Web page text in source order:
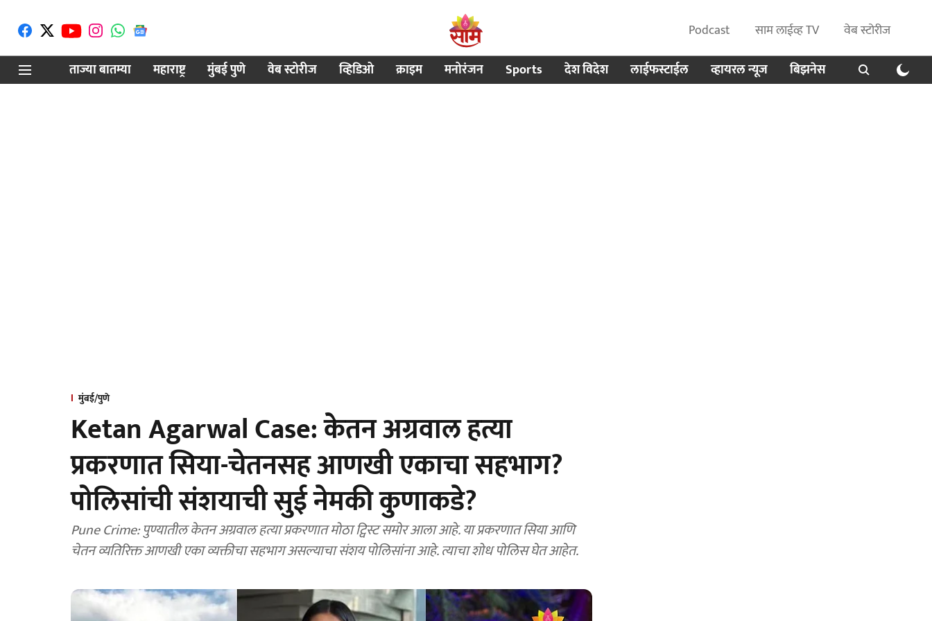
Podcast साम लाईव्ह TV
वेब स्टोरीज
ताज्या बातम्या
महाराष्ट्र मुंबई पुणे वेब स्टोरीज व्हिडिओ क्राइम मनोरंजन Sports देश विदेश लाईफस्टाईल व्हायरल न्यूज बिझनेस
मुंबई/पुणे
Ketan Agarwal Case: केतन अग्रवाल हत्या
प्रकरणात सिया-चेतनसह आणखी एकाचा सहभाग?
पोलिसांची संशयाची सुई नेमकी कुणाकडे?
Pune Crime: पुण्यातील केतन अग्रवाल हत्या प्रकरणात मोठा ट्विस्ट समोर आला आहे. या प्रकरणात सिया आणि
चेतन व्यतिरिक्त आणखी एका व्यक्तीचा सहभाग असल्याचा संशय पोलिसांना आहे. त्याचा शोध पोलिस घेत आहेत.